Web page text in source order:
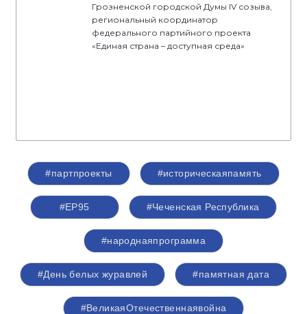
Грозненской городской Думы IV созыва,
региональный координатор
федерального партийного проекта
«Единая страна – доступная среда»
#партпроекты #историческаяпамять
#ЕР95 #Чеченская Республика
#народнаяпрограмма
#День белых журавлей #памятная дата
#ВеликаяОтечественнаявойна